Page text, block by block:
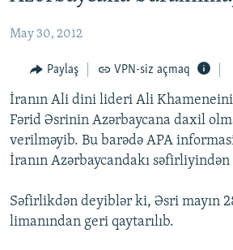
naviqasiyaya
qayıt
KORRUPSIOMETR
#ƏSLINDƏ
FƏRQƏ BAX
QANUNI DOĞRU
ARAŞDIRMA
MULTIMEDIA
FOTOQALEREYA
OXU ZALI
HAQQIMIZDA
May 30, 2012
Paylaş VPN-siz açmaq
İranın Ali dini lideri Ali
Fərid Əsrinin Azərbaycana daxil
verilməyib. Bu barədə APA
İranın Azərbaycandakı
Səfirlikdən deyiblər ki, Əsri mayın
limanından geri qaytarılıb.